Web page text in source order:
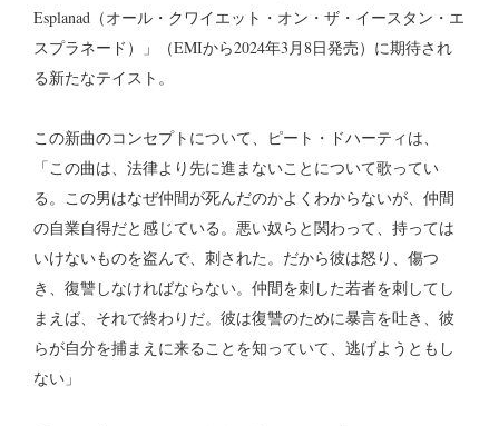
Esplanad（オール・クワイエット・オン・ザ・イースタン・エ
スプラネード）」（EMIから2024年3月8日発売）に期待され
る新たなテイスト。
この新曲のコンセプトについて、ピート・ドハーティは、
「この曲は、法律より先に進まないことについて歌ってい
る。この男はなぜ仲間が死んだのかよくわからないが、仲間
の自業自得だと感じている。悪い奴らと関わって、持っては
いけないものを盗んで、刺された。だから彼は怒り、傷つ
き、復讐しなければならない。仲間を刺した若者を刺してし
まえば、それで終わりだ。彼は復讐のために暴言を吐き、彼
らが自分を捕まえに来ることを知っていて、逃げようともし
ない」